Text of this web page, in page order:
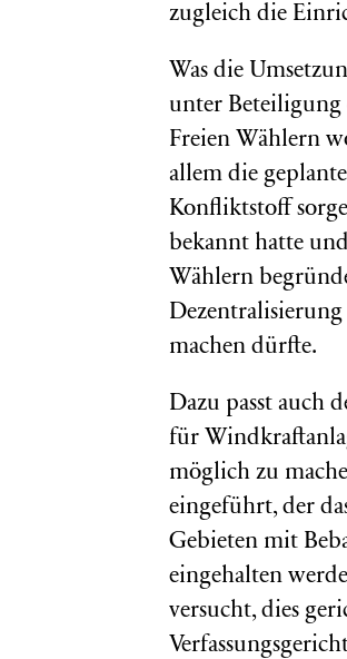
zugleich die
Was die
unter Beteiligung
Freien Wählern
allem die
Konfliktstoff
bekannt hatte
Wählern
machen dürfte.
Dazu passt auch
für
möglich zu
eingeführt, der
Gebieten mit
eingehalten
versucht, dies